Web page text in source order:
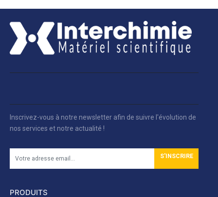
Inscrivez-vous à notre newsletter afin de suivre l'évolution de
nos services et notre actualité !
S'INSCRIRE
PRODUITS